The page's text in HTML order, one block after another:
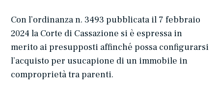
Con l’ordinanza n. 3493 pubblicata il 7 febbraio
2024 la Corte di Cassazione si è espressa in
merito ai presupposti affinché possa configurarsi
l’acquisto per usucapione di un immobile in
comproprietà tra parenti.